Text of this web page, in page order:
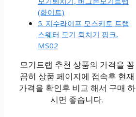
(화이트)
5. 지수라이프 모스키토 트랩
스웨터 모기 퇴치기 핑크,
MS02
모기트랩 추천 상품의 가격을 꼼
꼼히 상품 페이지에 접속후 현재
가격을 확인후 비교 해서 구매 하
시면 좋습니다.